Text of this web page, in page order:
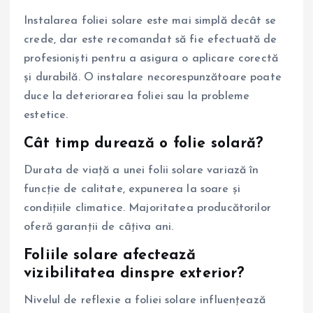
Instalarea foliei solare este mai simplă decât se
crede, dar este recomandat să fie efectuată de
profesioniști pentru a asigura o aplicare corectă
și durabilă. O instalare necorespunzătoare poate
duce la deteriorarea foliei sau la probleme
estetice.
Cât timp durează o folie solară?
Durata de viață a unei folii solare variază în
funcție de calitate, expunerea la soare și
condițiile climatice. Majoritatea producătorilor
oferă garanții de câțiva ani.
Foliile solare afectează
vizibilitatea dinspre exterior?
Nivelul de reflexie a foliei solare influențează